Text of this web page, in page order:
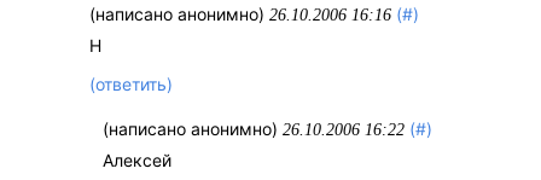
(написано анонимно)26.10.2006 16:16 (#)
Н
(ответить)
(написано анонимно) 26.10.2006 16:22 (#)
Алексей